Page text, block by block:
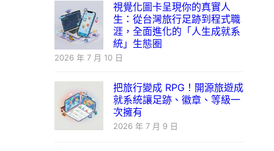
視覺化圖卡呈現你的真實人
生：從台灣旅行足跡到程式職
涯，全面進化的「人生成就系
統」生態圈
2026 年 7 月 10 日
把旅行變成 RPG！開源旅遊成
就系統讓足跡、徽章、等級一
次擁有
2026 年 7 月 9 日